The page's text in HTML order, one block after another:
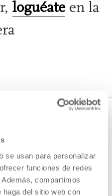
se usan para personalizar
funciones de redes
compartimos
del sitio web con
loguéateen la
743 500